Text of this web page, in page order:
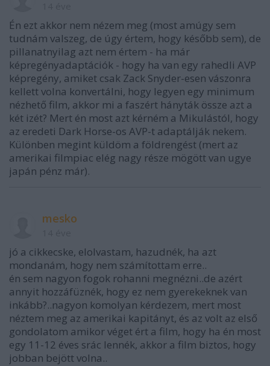
Én ezt akkor nem nézem meg (most amúgy sem
tudnám valszeg, de úgy értem, hogy később sem), de
pillanatnyilag azt nem értem - ha már
képregényadaptációk - hogy ha van egy rahedli AVP
képregény, amiket csak Zack Snyder-esen vászonra
kellett volna konvertálni, hogy legyen egy minimum
nézhető film, akkor mi a faszért hányták össze azt a
két izét? Mert én most azt kérném a Mikulástól, hogy
az eredeti Dark Horse-os AVP-t adaptálják nekem.
Különben megint küldöm a földrengést (mert az
amerikai filmpiac elég nagy része mögött van ugye
japán pénz már).
mesko
jó a cikkecske, elolvastam, hazudnék, ha azt
mondanám, hogy nem számítottam erre..
én sem nagyon fogok rohanni megnézni..de azért
annyit hozzáfüznék, hogy ez nem gyerekeknek van
inkább?..nagyon komolyan kérdezem, mert most
néztem meg az amerikai kapitányt, és az volt az első
gondolatom amikor véget ért a film, hogy ha én most
egy 11-12 éves srác lennék, akkor a film biztos, hogy
jobban bejött volna..